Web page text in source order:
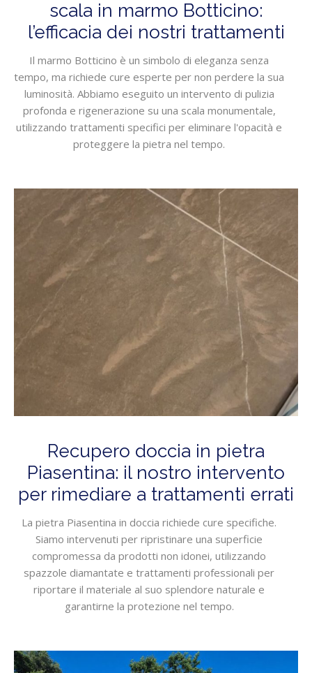
scala in marmo Botticino:
l’efficacia dei nostri trattamenti
Il marmo Botticino è un simbolo di eleganza senza
tempo, ma richiede cure esperte per non perdere la sua
luminosità. Abbiamo eseguito un intervento di pulizia
profonda e rigenerazione su una scala monumentale,
utilizzando trattamenti specifici per eliminare l'opacità e
proteggere la pietra nel tempo.
Recupero doccia in pietra
Piasentina: il nostro intervento
per rimediare a trattamenti errati
La pietra Piasentina in doccia richiede cure specifiche.
Siamo intervenuti per ripristinare una superficie
compromessa da prodotti non idonei, utilizzando
spazzole diamantate e trattamenti professionali per
riportare il materiale al suo splendore naturale e
garantirne la protezione nel tempo.